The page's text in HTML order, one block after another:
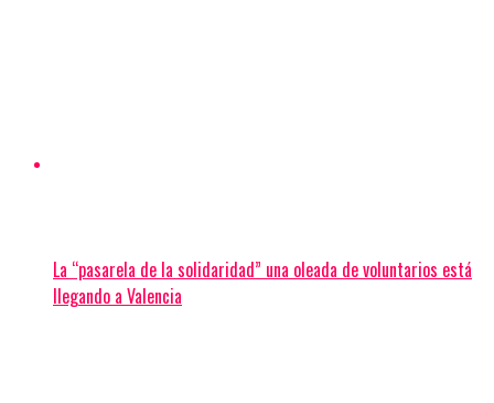
La “pasarela de la solidaridad” una oleada de voluntarios está
llegando a Valencia